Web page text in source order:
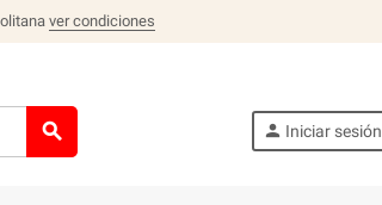
ver condiciones
search person Iniciar sesión